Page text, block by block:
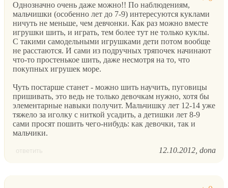
Однозначно очень даже можно!! По наблюдениям,
мальчишки (особенно лет до 7-9) интересуются куклами
ничуть не меньше, чем девчонки. Как раз можно вместе
игрушки шить, и играть, тем более тут не только куклы.
С такими самодельными игрушками дети потом вообще
не расстаются. И сами из подручных тряпочек начинают
что-то простенькое шить, даже несмотря на то, что
покупных игрушек море.
Чуть постарше станет - можно шить научить, пуговицы
пришивать, это ведь не только девочкам нужно, хотя бы
элементарные навыки получит. Мальчишку лет 12-14 уже
тяжело за иголку с ниткой усадить, а детишки лет 8-9
сами просят пошить чего-нибудь: как девочки, так и
мальчики.
ответить 12.10.2012 dona